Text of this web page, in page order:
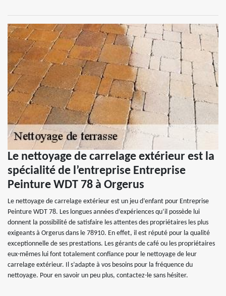
Le nettoyage de carrelage extérieur est la
spécialité de l’entreprise Entreprise
Peinture WDT 78 à Orgerus
Le nettoyage de carrelage extérieur est un jeu d’enfant pour Entreprise
Peinture WDT 78. Les longues années d’expériences qu’il possède lui
donnent la possibilité de satisfaire les attentes des propriétaires les plus
exigeants à Orgerus dans le 78910. En effet, il est réputé pour la qualité
exceptionnelle de ses prestations. Les gérants de café ou les propriétaires
eux-mêmes lui font totalement confiance pour le nettoyage de leur
carrelage extérieur. Il s’adapte à vos besoins pour la fréquence du
nettoyage. Pour en savoir un peu plus, contactez-le sans hésiter.